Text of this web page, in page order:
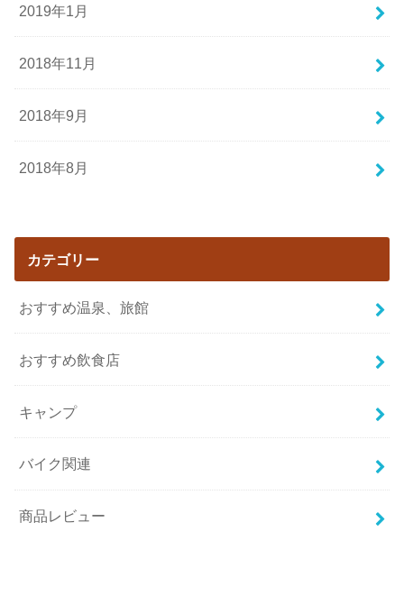
2019年1月
2018年11月
2018年9月
2018年8月
カテゴリー
おすすめ温泉、旅館
おすすめ飲食店
キャンプ
バイク関連
商品レビュー